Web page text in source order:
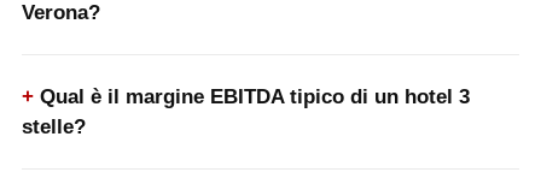
Verona?
Qual è il margine EBITDA tipico di un hotel 3
stelle?